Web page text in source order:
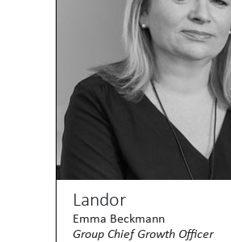
Landor
Emma Beckmann
Group Chief Growth Officer